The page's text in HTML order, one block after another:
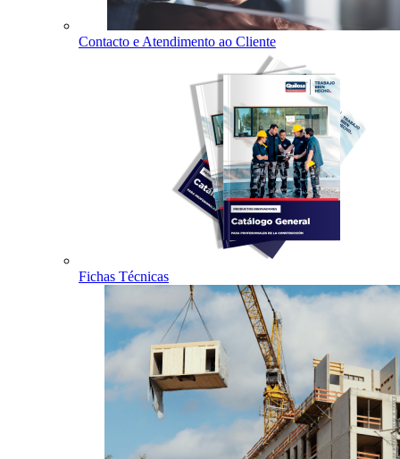
Contacto e Atendimento ao Cliente
Fichas Técnicas